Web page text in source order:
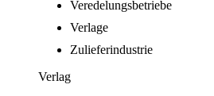
Veredelungsbetriebe
Verlage
Zulieferindustrie
Verlag